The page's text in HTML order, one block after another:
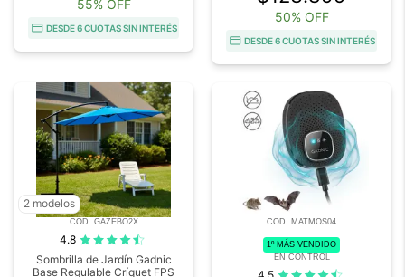
55% OFF
DESDE 6 CUOTAS SIN INTERÉS
50% OFF
DESDE 6 CUOTAS SIN INTERÉS
2 modelos
COD. GAZEBO2X
4.8
Sombrilla de Jardín Gadnic
Base Regulable Críquet FPS
COD. MATMOS04
1º MÁS VENDIDO
EN CONTROL